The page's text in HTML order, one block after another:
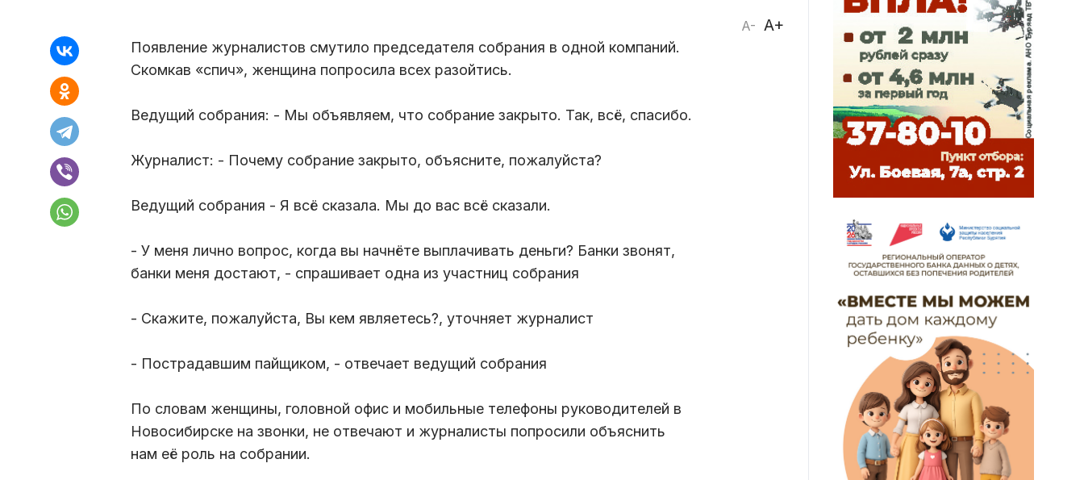
A- A+
Появление журналистов смутило председателя собрания в одной компаний.
Скомкав «спич», женщина попросила всех разойтись.
Ведущий собрания: - Мы объявляем, что собрание закрыто. Так, всё, спасибо.
Журналист: - Почему собрание закрыто, объясните, пожалуйста?
Ведущий собрания - Я всё сказала. Мы до вас всё сказали.
- У меня лично вопрос, когда вы начнёте выплачивать деньги? Банки звонят,
банки меня достают, - спрашивает одна из участниц собрания
- Скажите, пожалуйста, Вы кем являетесь?, уточняет журналист
- Пострадавшим пайщиком, - отвечает ведущий собрания
По словам женщины, головной офис и мобильные телефоны руководителей в
Новосибирске на звонки, не отвечают и журналисты попросили объяснить
нам её роль на собрании.